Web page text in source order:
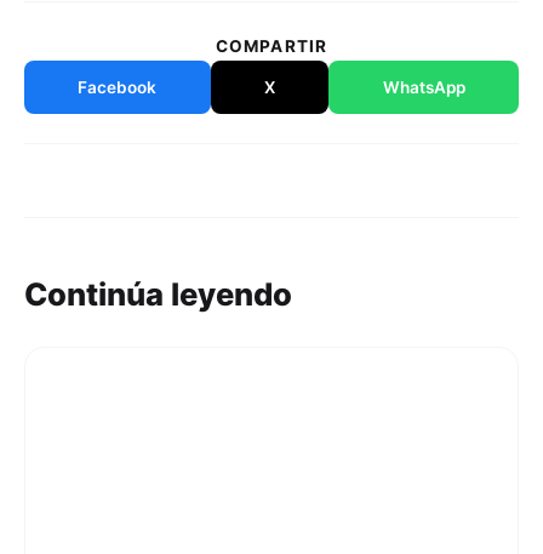
COMPARTIR
Facebook X WhatsApp
Continúa leyendo